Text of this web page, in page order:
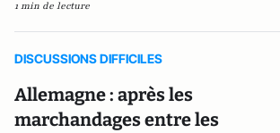
1 min de lecture
DISCUSSIONS DIFFICILES
Allemagne : après les
marchandages entre les